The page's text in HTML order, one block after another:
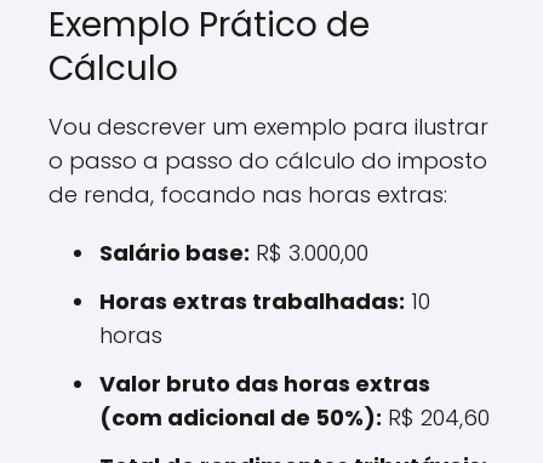
Exemplo Prático de
Cálculo
Vou descrever um exemplo para ilustrar
o passo a passo do cálculo do imposto
de renda, focando nas horas extras:
Salário base: R$ 3.000,00
Horas extras trabalhadas: 10
horas
Valor bruto das horas extras
(com adicional de 50%): R$ 204,60